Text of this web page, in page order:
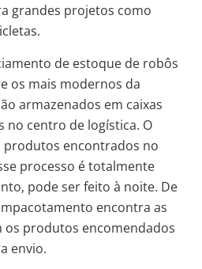
grandes projetos como
de estoque de robôs
os mais modernos da
armazenados em caixas
no centro de logística. O
produtos encontrados no
processo é totalmente
pode ser feito à noite. De
encontra as
os produtos encomendados
envio.